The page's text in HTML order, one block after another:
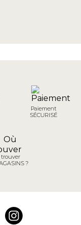
Paiement
SÉCURISÉ
trouver
?